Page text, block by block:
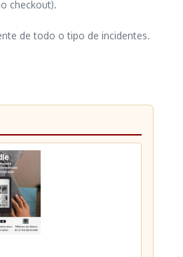
checkout).
de todo o tipo de incidentes.